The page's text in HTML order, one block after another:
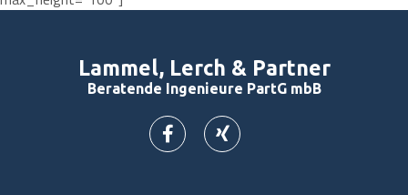
Lammel, Lerch & Partner
Beratende Ingenieure PartG mbB